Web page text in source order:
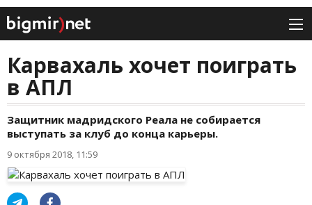
Карвахаль хочет поиграть
в АПЛ
Защитник мадридского Реала не собирается
выступать за клуб до конца карьеры.
9 октября 2018, 11:59